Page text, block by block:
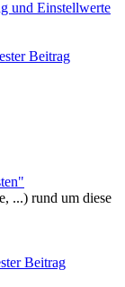
und Einstellwerte
...) rund um diese